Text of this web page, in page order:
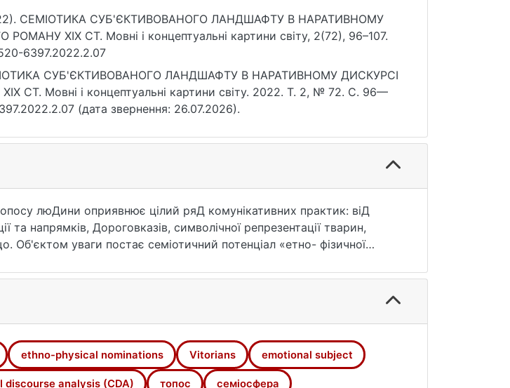
СЕМІОТИКА СУБ'ЄКТИВОВАНОГО ЛАНДШАФТУ В НАРАТИВНОМУ
ХІХ СТ. Мовні і концептуальні картини світу, 2(72), 96–107.
6397.2022.2.07
СУБ'ЄКТИВОВАНОГО ЛАНДШАФТУ В НАРАТИВНОМУ ДИСКУРСІ
СТ. Мовні і концептуальні картини світу. 2022. Т. 2, № 72. С. 96—
(дата звернення: 26.07.2026).
люДини оприявнює цілий ряД комунікативних практик: віД
напрямків, Дороговказів, симво­лічної репрезентації тварин,
Об'єктом уваги постає семіотичний потенціал «етно- фізичної
М.: Наука.
студ. вьісш. учеб. заведений. М.: Академия, 208 с.
Осно­ви, Дніпро.
ethno-physical nominations Vitorians emotional subject
discourse analysis (CDA) топос семіосфера